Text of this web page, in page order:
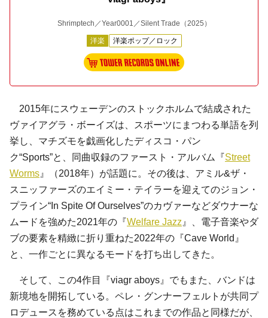
Shrimptech／Year0001／Silent Trade （2025）
洋楽 洋楽ポップ／ロック
2015年にスウェーデンのストックホルムで結成された
ヴァイアグラ・ボーイズは、スポーツにまつわる単語を列
挙し、マチズモを戯画化したディスコ・パン
ク“Sports”と、同曲収録のファースト・アルバム『Street
Worms 』（2018年）が話題に。その後は、アミル&ザ・
スニッファーズのエイミー・テイラーを迎えてのジョン・
プライン“In Spite Of Ourselves”のカヴァーなどダウナーな
ムードを強めた2021年の『Welfare Jazz 』、電子音楽やダ
ブの要素を精緻に折り重ねた2022年の『Cave World』
と、一作ごとに異なるモードを打ち出してきた。
そして、この4作目『viagr aboys』でもまた、バンドは
新境地を開拓している。ペレ・グンナーフェルトが共同プ
ロデュースを務めている点はこれまでの作品と同様だが、